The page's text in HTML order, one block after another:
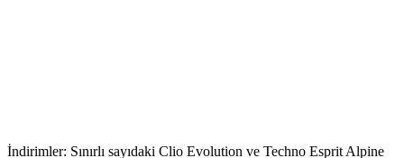
İndirimler: Sınırlı sayıdaki Clio Evolution ve Techno Esprit Alpine